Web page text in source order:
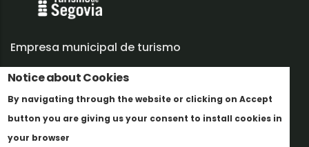
Notice about Cookies
By navigating through the website or clicking on Accept
button you are giving us your consent to install cookies in
your browser
Empresa municipal de turismo
Trabaja con nosotros
Informes y documentación
Perfil del contratante